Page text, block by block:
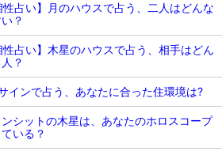
性占い】月のハウスで占う、二人はどんな
？
性占い】木星のハウスで占う、相手はどん
？
インで占う、あなたに合った住環境は?
ンシットの木星は、あなたのホロスコープ
いる？